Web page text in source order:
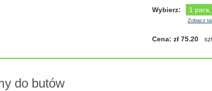
Wybierz:
Zobacz
Cena: zł 75.20
do butów